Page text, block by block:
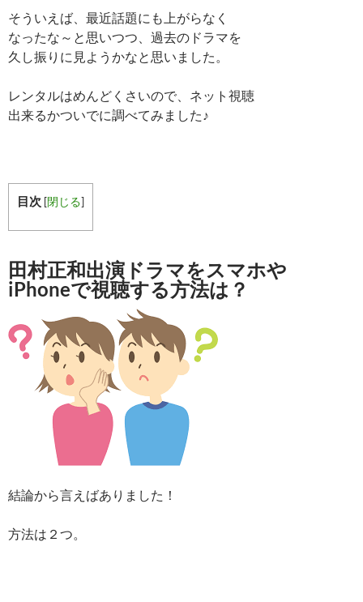
そういえば、最近話題にも上がらなく
なったな～と思いつつ、過去のドラマを
久し振りに見ようかなと思いました。
レンタルはめんどくさいので、ネット視聴
出来るかついでに調べてみました♪
目次 [閉じる]
田村正和出演ドラマをスマホや
iPhoneで視聴する方法は？
結論から言えばありました！
方法は２つ。